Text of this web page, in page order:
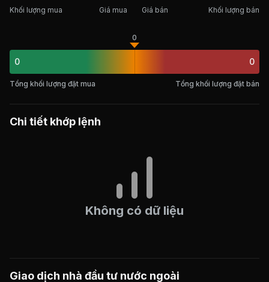
Khối lượng mua Giá mua Giá bán Khối lượng bán
0
0
0
Tổng khối lượng đặt mua Tổng khối lượng đặt bán
Chi tiết khớp lệnh
Không có dữ liệu
Giao dịch nhà đầu tư nước ngoài